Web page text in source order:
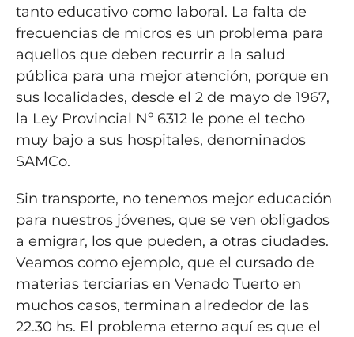
tanto educativo como laboral. La falta de
frecuencias de micros es un problema para
aquellos que deben recurrir a la salud
pública para una mejor atención, porque en
sus localidades, desde el 2 de mayo de 1967,
la Ley Provincial Nº 6312 le pone el techo
muy bajo a sus hospitales, denominados
SAMCo.
Sin transporte, no tenemos mejor educación
para nuestros jóvenes, que se ven obligados
a emigrar, los que pueden, a otras ciudades.
Veamos como ejemplo, que el cursado de
materias terciarias en Venado Tuerto en
muchos casos, terminan alrededor de las
22.30 hs. El problema eterno aquí es que el